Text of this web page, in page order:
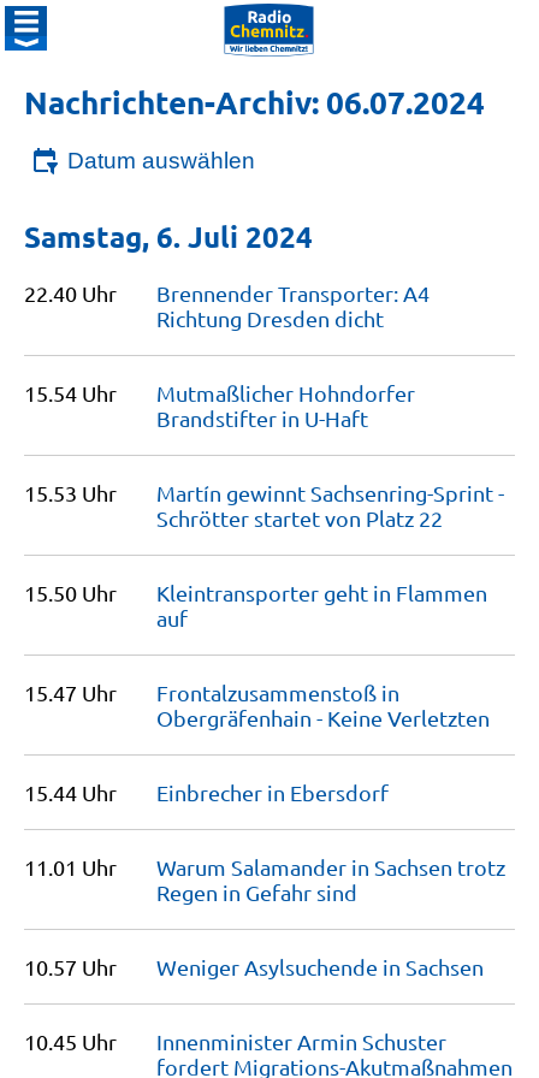
Nachrichten-Archiv: 06.07.2024
Datum auswählen
Samstag, 6. Juli 2024
22.40 Uhr
Brennender Transporter: A4
Richtung Dresden dicht
15.54 Uhr
Mutmaßlicher Hohndorfer
Brandstifter in U-Haft
15.53 Uhr
Martín gewinnt Sachsenring-Sprint -
Schrötter startet von Platz 22
15.50 Uhr
Kleintransporter geht in Flammen
auf
15.47 Uhr
Frontalzusammenstoß in
Obergräfenhain - Keine Verletzten
15.44 Uhr Einbrecher in Ebersdorf
11.01 Uhr
Warum Salamander in Sachsen trotz
Regen in Gefahr sind
10.57 Uhr Weniger Asylsuchende in Sachsen
10.45 Uhr
Innenminister Armin Schuster
fordert Migrations-Akutmaßnahmen